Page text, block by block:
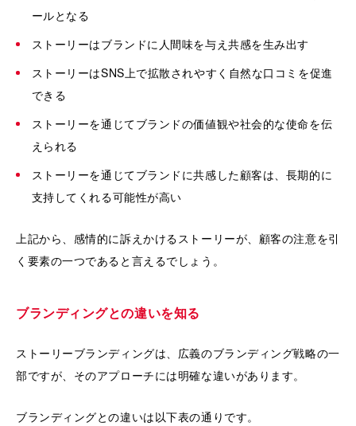
ールとなる
ストーリーはブランドに人間味を与え共感を生み出す
ストーリーはSNS上で拡散されやすく自然な口コミを促進
できる
ストーリーを通じてブランドの価値観や社会的な使命を伝
えられる
ストーリーを通じてブランドに共感した顧客は、長期的に
支持してくれる可能性が高い
上記から、感情的に訴えかけるストーリーが、顧客の注意を引
く要素の一つであると言えるでしょう。
ブランディングとの違いを知る
ストーリーブランディングは、広義のブランディング戦略の一
部ですが、そのアプローチには明確な違いがあります。
ブランディングとの違いは以下表の通りです。